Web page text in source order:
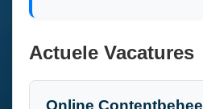
Actuele Vacatures
Online